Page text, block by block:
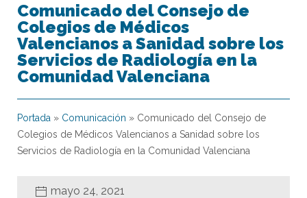
Comunicado del Consejo de
Colegios de Médicos
Valencianos a Sanidad sobre los
Servicios de Radiología en la
Comunidad Valenciana
Portada » Comunicación » Comunicado del Consejo de
Colegios de Médicos Valencianos a Sanidad sobre los
Servicios de Radiología en la Comunidad Valenciana
mayo 24, 2021